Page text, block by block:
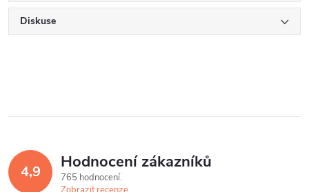
Diskuse
4,9 Hodnocení zákazníků
765 hodnocení